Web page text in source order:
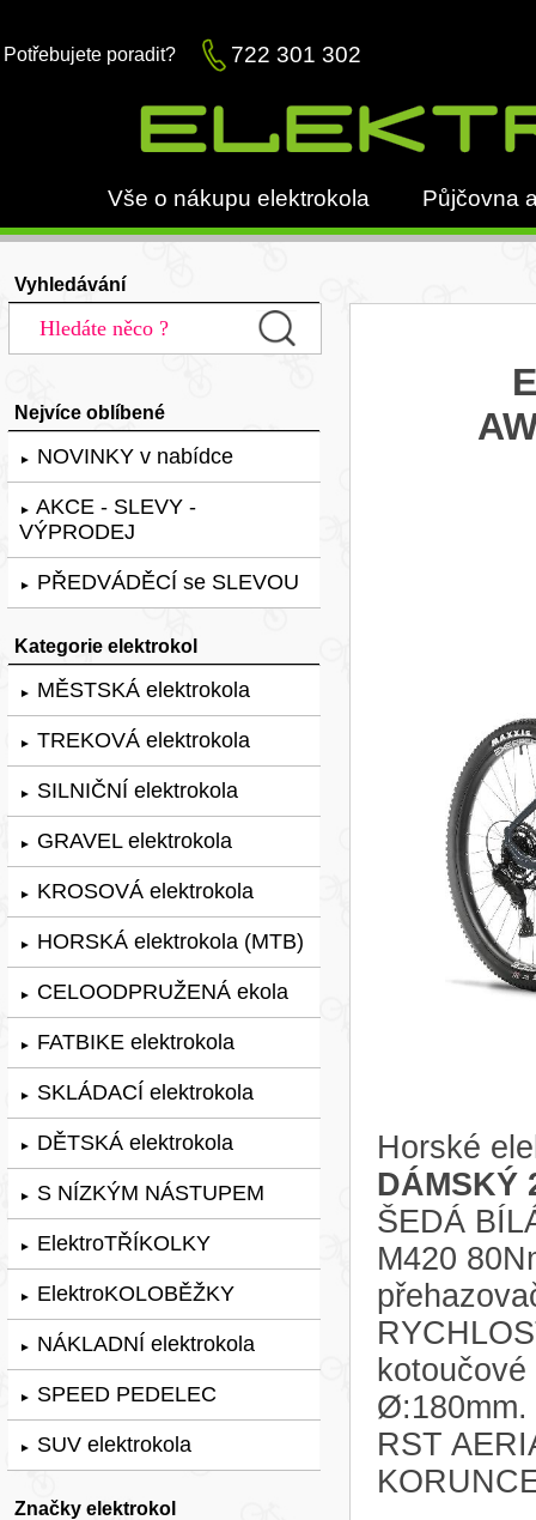
Potřebujete poradit? 722 301 302
Vše o nákupu elektrokola Půjčovna
Vyhledávání
Nejvíce oblíbené
► NOVINKY v nabídce
► AKCE - SLEVY -
VÝPRODEJ
► PŘEDVÁDĚCÍ se SLEVOU
Kategorie elektrokol
► MĚSTSKÁ elektrokola
► TREKOVÁ elektrokola
► SILNIČNÍ elektrokola
► GRAVEL elektrokola
► KROSOVÁ elektrokola
► HORSKÁ elektrokola (MTB)
► CELOODPRUŽENÁ ekola
► FATBIKE elektrokola
► SKLÁDACÍ elektrokola
► DĚTSKÁ elektrokola
► S NÍZKÝM NÁSTUPEM
► ElektroTŘÍKOLKY
► ElektroKOLOBĚŽKY
► NÁKLADNÍ elektrokola
► SPEED PEDELEC
► SUV elektrokola
Značky elektrokol
Horské
DÁMSKÝ
ŠEDÁ
M420
Ø:180mm.
RST